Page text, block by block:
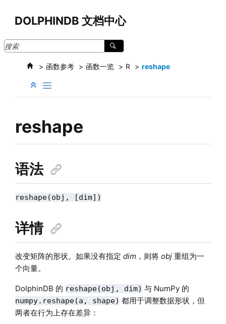
DOLPHINDB 文档中心
函数参考 函数一览 R reshape
reshape
语法
reshape(obj, [dim])
详情
改变矩阵的形状。如果没有指定 dim，则将 obj重组为一
个向量。
DolphinDB 的 reshape(obj, dim) 与 NumPy 的
numpy.reshape(a, shape) 都用于调整数据形状，但
两者在行为上存在差异：